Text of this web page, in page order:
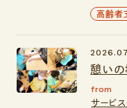
高齢者
憩いの
from
サービ